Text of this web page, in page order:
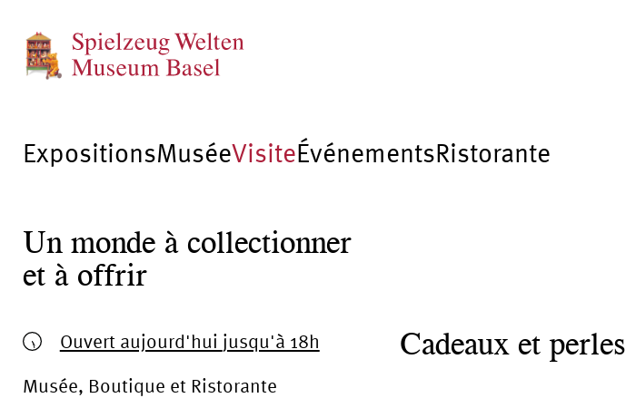
ExpositionsMuséeVisiteÉvénementsRistorante
Un monde à collectionner
et à offrir
Ouvert aujourd'hui jusqu'à 18h
Musée, Boutique et Ristorante
Cadeaux et